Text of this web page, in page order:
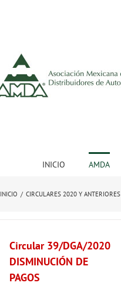
INICIO AMDA
INICIO / CIRCULARES 2020 Y ANTERIORES
Circular 39/DGA/2020
DISMINUCIÓN DE
PAGOS